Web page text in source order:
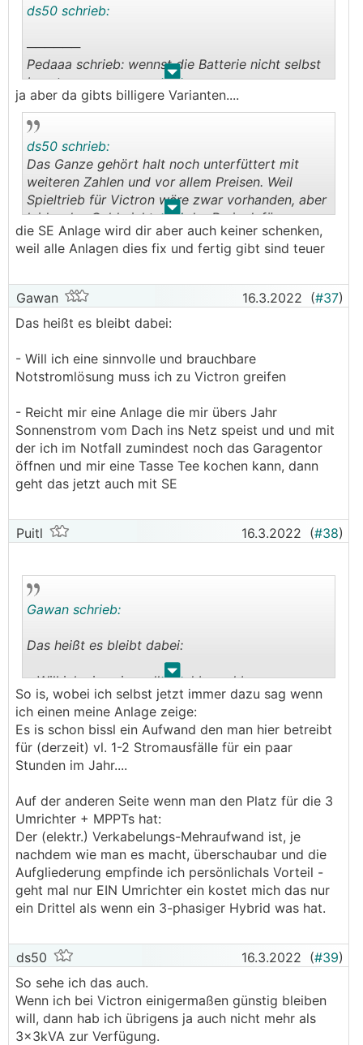
. .
ds50 schrieb:
──────
Pedaaa schrieb: wennst die Batterie nicht selbst
baust
───────────────
Ja eh...
Zumindest den Speicher kannst sicher skalieren.
Aber geht da z.B. Pylontech auch? Die finde ich
P/L technisch nicht schlecht...
ja aber da gibts billigere Varianten....
. .
ds50 schrieb:
Das Ganze gehört halt noch unterfüttert mit
weiteren Zahlen und vor allem Preisen. Weil
Spieltrieb für Victron wäre zwar vorhanden, aber
leider das Geld nicht, und der Preis dafür
schreckt dann schon wieder etwas ab...
die SE Anlage wird dir aber auch keiner schenken,
weil alle Anlagen dies fix und fertig gibt sind teuer
Gawan 16.3.2022 (#37)
Das heißt es bleibt dabei:
- Will ich eine sinnvolle und brauchbare
Notstromlösung muss ich zu Victron greifen
- Reicht mir eine Anlage die mir übers Jahr
Sonnenstrom vom Dach ins Netz speist und und mit
der ich im Notfall zumindest noch das Garagentor
öffnen und mir eine Tasse Tee kochen kann, dann
geht das jetzt auch mit SE
Puitl 16.3.2022 (#38)
. .
Gawan schrieb:
Das heißt es bleibt dabei:
- Will ich eine sinnvolle und brauchbare
Notstromlösung muss ich zu Victron greifen
- Reicht mir eine Anlage die mir übers Jahr
Sonnenstrom vom Dach ins Netz speist und und
mit der ich im Notfall zumindest noch das
kochen kann, dann geht das jetzt auch mit SE
So is, wobei ich selbst jetzt immer dazu sag wenn
ich einen meine Anlage zeige:
Es is schon bissl ein Aufwand den man hier betreibt
für (derzeit) vl. 1-2 Stromausfälle für ein paar
Stunden im Jahr....
Auf der anderen Seite wenn man den Platz für die 3
Umrichter + MPPTs hat:
Der (elektr.) Verkabelungs-Mehraufwand ist, je
nachdem wie man es macht, überschaubar und die
Aufgliederung empfinde ich persönlichals Vorteil -
geht mal nur EIN Umrichter ein kostet mich das nur
ein Drittel als wenn ein 3-phasiger Hybrid was hat.
ds50 16.3.2022 (#39)
So sehe ich das auch.
Wenn ich bei Victron einigermaßen günstig bleiben
will, dann hab ich übrigens ja auch nicht mehr als
3x3kVA zur Verfügung.